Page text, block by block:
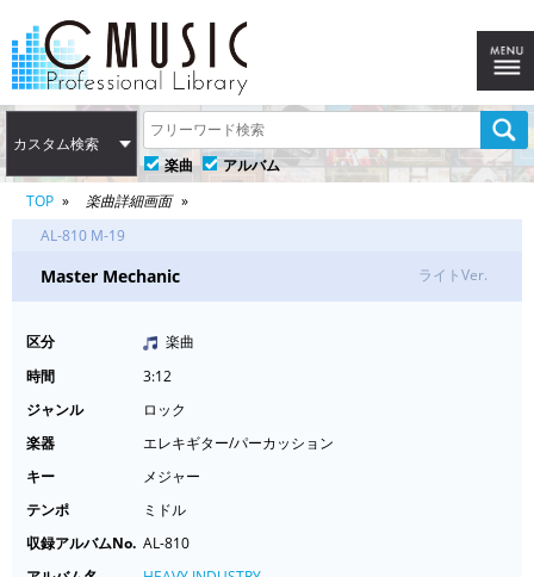
カスタム検索
楽曲
アルバム
TOP
楽曲詳細画面
AL-810 M-19
Master Mechanic ライトVer.
区分
楽曲
時間
3:12
ジャンル
ロック
楽器
エレキギター/パーカッション
キー
メジャー
テンポ
ミドル
収録アルバムNo. AL-810